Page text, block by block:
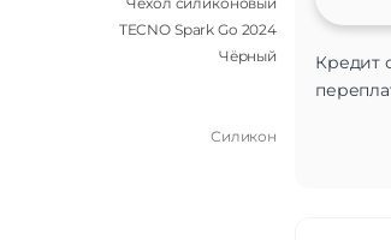
TECNO Spark Go 2024
Чёрный
Силикон
Кредит